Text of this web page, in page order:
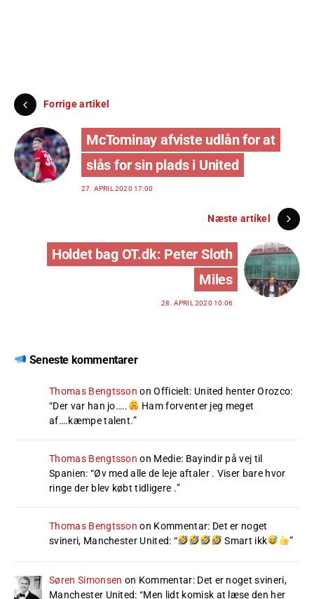
Forrige artikel
McTominay afviste udlån for at
slås for sin plads i United
27. APRIL 2020 17:00
Næste artikel
Holdet bag OT.dk: Peter Sloth
Miles
28. APRIL 2020 10:06
Seneste kommentarer
Thomas Bengtsson onOfficielt: United henter Orozco:
“Der var han jo…..
Ham forventer jeg meget
af….kæmpe talent.”
Thomas Bengtsson on Medie: Bayindir på vej til
Spanien: “Øv med alle de leje aftaler . Viser bare hvor
ringe der blev købt tidligere .”
Thomas Bengtsson on Kommentar: Det er noget
svineri, Manchester United: “ Smart ikk ”
Søren Simonsen on Kommentar: Det er noget svineri,
Manchester United: “Men lidt komisk at læse den her